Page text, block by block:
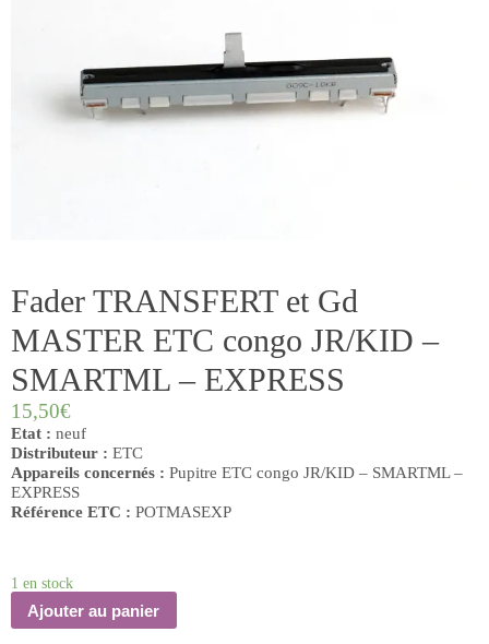
Fader TRANSFERT et Gd
MASTER ETC congo JR/KID –
SMARTML – EXPRESS
15,50€
Etat : neuf
Distributeur : ETC
Appareils concernés : Pupitre ETC congo JR/KID – SMARTML –
EXPRESS
Référence ETC : POTMASEXP
1 en stock
Ajouter au panier